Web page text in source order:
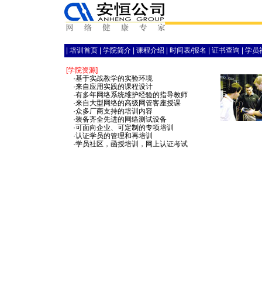
培训首页 学院简介 课程介绍 时间表/报名 证书查询 学员
[学院资源]
·基于实战教学的实验环境
·来自应用实践的课程设计
·有多年网络系统维护经验的指导教师
·来自大型网络的高级网管客座授课
·众多厂商支持的培训内容
·装备齐全先进的网络测试设备
·可面向企业、可定制的专项培训
·认证学员的管理和再培训
·学员社区，函授培训，网上认证考试